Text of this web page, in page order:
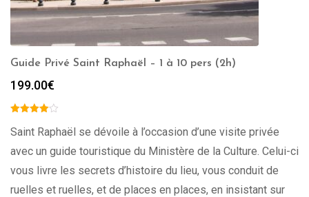
Guide Privé Saint Raphaël – 1 à 10 pers (2h)
199.00€
Saint Raphaël se dévoile à l’occasion d’une visite privée
avec un guide touristique du Ministère de la Culture. Celui-ci
vous livre les secrets d’histoire du lieu, vous conduit de
ruelles et ruelles, et de places en places, en insistant sur